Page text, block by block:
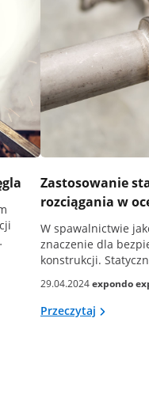
Zastosowanie
rozciągania w
W spawalnictwie
znaczenie dla
konstrukcji.
29.04.2024expondo
Przeczytaj